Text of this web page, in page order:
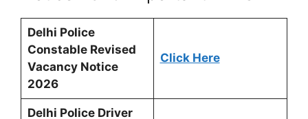
Delhi Police
Constable Revised
Vacancy Notice
2026
Click Here
Delhi Police Driver